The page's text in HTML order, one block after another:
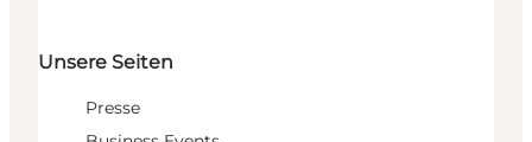
Unsere Seiten
Presse